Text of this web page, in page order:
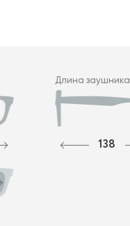
Длина заушника
138